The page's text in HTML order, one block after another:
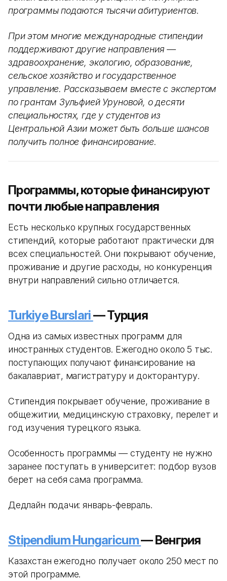
программы подаются тысячи абитуриентов.
При этом многие международные стипендии
поддерживают другие направления —
здравоохранение, экологию, образование,
сельское хозяйство и государственное
управление. Рассказываем вместе с экспертом
по грантам Зульфией Уруновой, о десяти
специальностях, где у студентов из
Центральной Азии может быть больше шансов
получить полное финансирование.
Программы, которые финансируют
почти любые направления
Есть несколько крупных государственных
стипендий, которые работают практически для
всех специальностей. Они покрывают обучение,
проживание и другие расходы, но конкуренция
внутри направлений сильно отличается.
Turkiye Burslari— Турция
Одна из самых известных программ для
иностранных студентов. Ежегодно около 5 тыс.
поступающих получают финансирование на
бакалавриат, магистратуру и докторантуру.
Стипендия покрывает обучение, проживание в
общежитии, медицинскую страховку, перелет и
год изучения турецкого языка.
Особенность программы — студенту не нужно
заранее поступать в университет: подбор вузов
берет на себя сама программа.
Дедлайн подачи: январь-февраль.
Stipendium Hungaricum— Венгрия
Казахстан ежегодно получает около 250 мест по
этой программе.